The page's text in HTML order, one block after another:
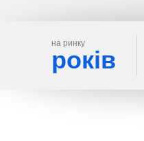
на ринку
років